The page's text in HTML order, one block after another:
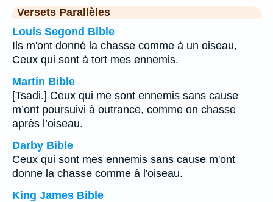
Versets Parallèles
Louis Segond Bible
Ils m'ont donné la chasse comme à un oiseau,
Ceux qui sont à tort mes ennemis.
Martin Bible
[Tsadi.] Ceux qui me sont ennemis sans cause
m’ont poursuivi à outrance, comme on chasse
après l’oiseau.
Darby Bible
Ceux qui sont mes ennemis sans cause m'ont
donne la chasse comme à l'oiseau.
King James Bible